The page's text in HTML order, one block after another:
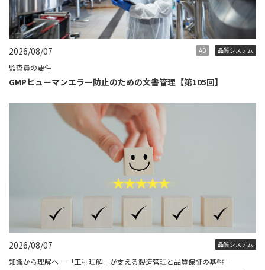
2026/08/07 AD 品質システム
監査員の要件
GMPヒューマンエラー防止のための文書管理【第105回】
2026/08/07 品質システム
知識から理解へ ―「工程理解」が支える製造管理と品質保証の基盤―